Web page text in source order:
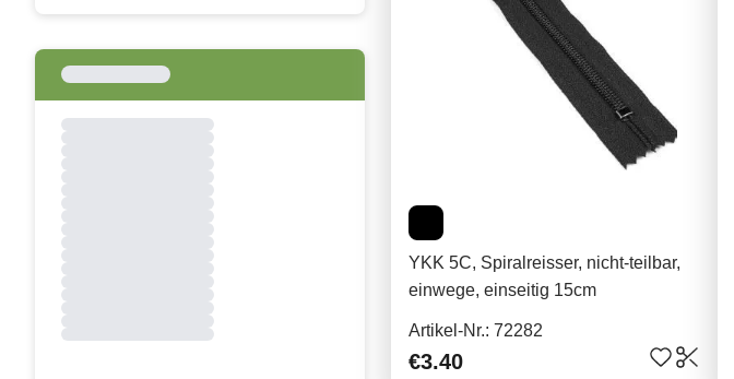
YKK 5C, Spiralreisser, nicht-teilbar,
einwege, einseitig 15cm
Artikel-Nr.: 72282
€3.40